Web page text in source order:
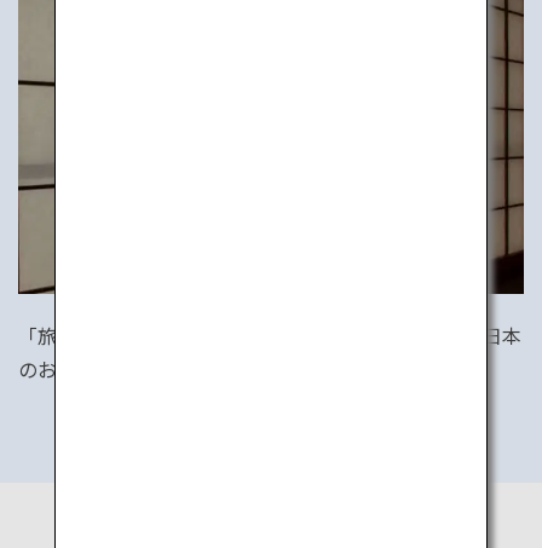
「旅館」は、日本の伝統的なスタイルの宿。そこには日本
のおもてなしの心がつまっています。